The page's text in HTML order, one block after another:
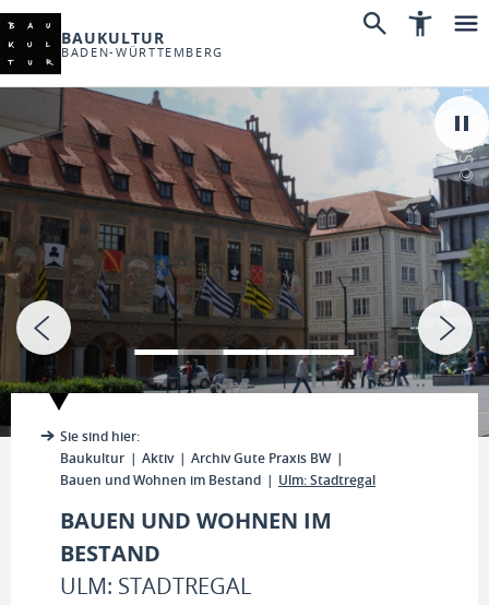
BAUKULTUR
BADEN-WÜRTTEMBERG
© Stadt Ulm
Sie sind hier:
Baukultur
Aktiv
Archiv Gute Praxis BW
Bauen und Wohnen im Bestand
Ulm: Stadtregal
BAUEN UND WOHNEN IM
BESTAND
ULM: STADTREGAL